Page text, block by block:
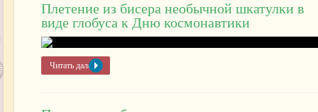
Плетение из бисера необычной шкатулки в
виде глобуса к Дню космонавтики
Читать далее »